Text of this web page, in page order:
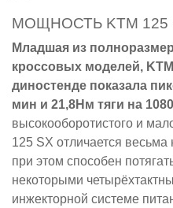
МОЩНОСТЬ KTM 125
Младшая из
кроссовых моделей,
диностенде показала
мин и 21,8Нм тяги на
высокооборотистого и
125 SX отличается весьма
при этом способен
некоторыми
инжекторной системе